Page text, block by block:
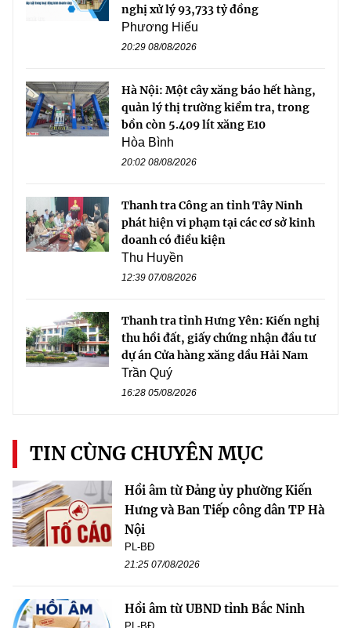
nghị xử lý 93,733 tỷ đồng
Phương Hiếu
20:29 08/08/2026
Hà Nội: Một cây xăng báo hết hàng,
quản lý thị trường kiểm tra, trong
bồn còn 5.409 lít xăng E10
Hòa Bình
20:02 08/08/2026
Thanh tra Công an tỉnh Tây Ninh
phát hiện vi phạm tại các cơ sở kinh
doanh có điều kiện
Thu Huyền
12:39 07/08/2026
Thanh tra tỉnh Hưng Yên: Kiến nghị
thu hồi đất, giấy chứng nhận đầu tư
dự án Cửa hàng xăng dầu Hải Nam
Trần Quý
16:28 05/08/2026
TIN CÙNG CHUYÊN MỤC
Hồi âm từ Đảng ủy phường Kiến
Hưng và Ban Tiếp công dân TP Hà
Nội
PL-BĐ
21:25 07/08/2026
Hồi âm từ UBND tỉnh Bắc Ninh
PL-BĐ